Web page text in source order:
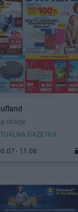
okazje
GAZETKA
- 11.08